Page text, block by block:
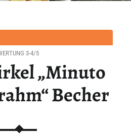
„Minuto
Becher
3-4/5